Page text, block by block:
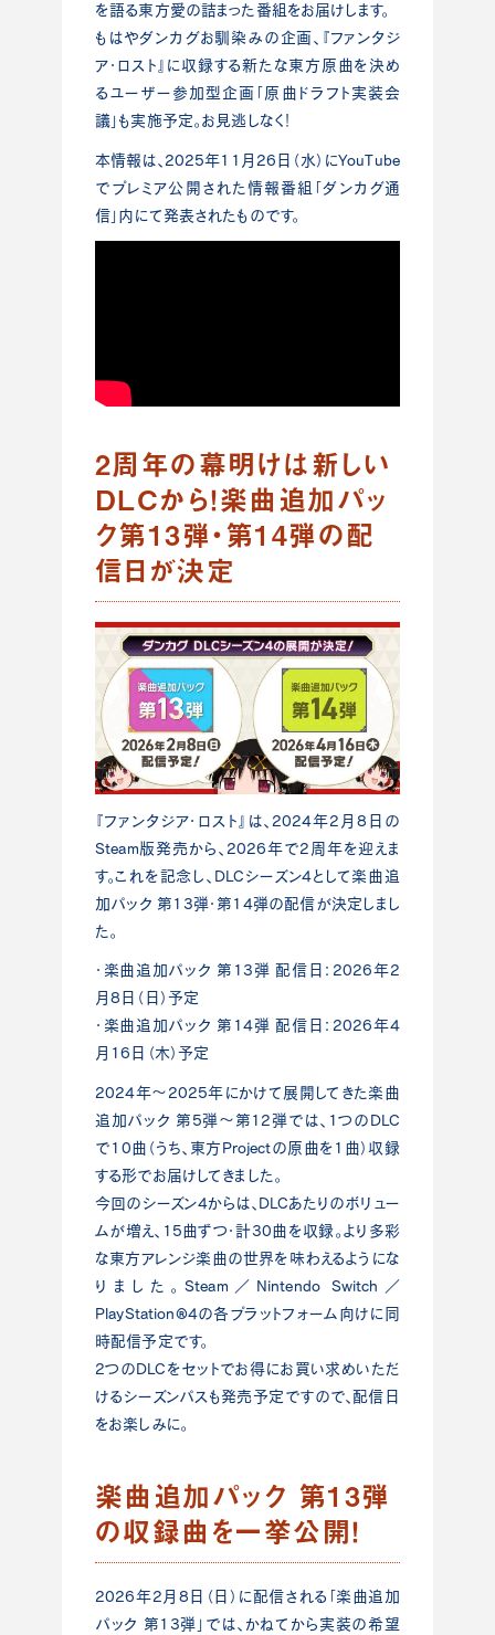
を語る東方愛の詰まった番組をお届けします。
もはやダンカグお馴染みの企画、『ファンタジ
ア・ロスト』に収録する新たな東方原曲を決め
るユーザー参加型企画「原曲ドラフト実装会
議」も実施予定。お見逃しなく！
本情報は、2025年11月26日（水）にYouTube
でプレミア公開された情報番組「ダンカグ通
信」内にて発表されたものです。
2周年の幕明けは新しい
DLCから！楽曲追加パッ
ク第13弾・第14弾の配
信日が決定
『ファンタジア・ロスト』は、2024年2月8日の
Steam版発売から、2026年で2周年を迎えま
す。これを記念し、DLCシーズン4として楽曲追
加パック 第13弾・第14弾の配信が決定しまし
た。
・楽曲追加パック 第13弾 配信日：2026年2
月8日（日）予定
・楽曲追加パック 第14弾 配信日：2026年4
月16日（木）予定
2024年～2025年にかけて展開してきた楽曲
追加パック 第5弾～第12弾では、1つのDLC
で10曲（うち、東方Projectの原曲を1曲）収録
する形でお届けしてきました。
今回のシーズン4からは、DLCあたりのボリュー
ムが増え、15曲ずつ・計30曲を収録。より多彩
な東方アレンジ楽曲の世界を味わえるようにな
りました。Steam／Nintendo Switch／
PlayStation®4の各プラットフォーム向けに同
時配信予定です。
2つのDLCをセットでお得にお買い求めいただ
けるシーズンパスも発売予定ですので、配信日
をお楽しみに。
楽曲追加パック 第13弾
の収録曲を一挙公開！
2026年2月8日（日）に配信される「楽曲追加
パック 第13弾」では、かねてから実装の希望